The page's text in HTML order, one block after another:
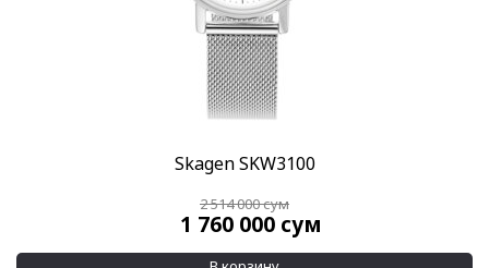
Skagen SKW3100
2 514 000сум
1 760 000 сум